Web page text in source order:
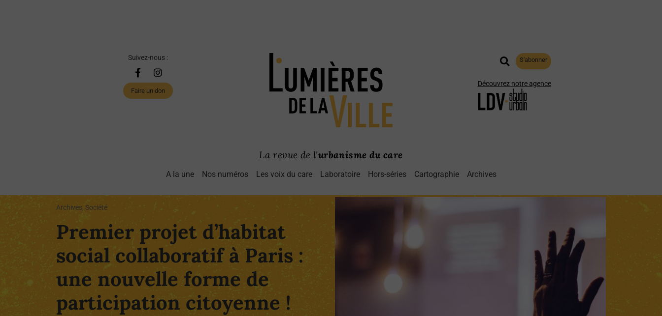
Suivez-nous :
Faire un don
S'abonner
Découvrez notre agence
La revue de l'urbanisme du care
A la une Nos numéros Les voix du care Laboratoire Hors-séries Cartographie Archives
Archives, Société
Premier projet d’habitat
social collaboratif à Paris :
une nouvelle forme de
participation citoyenne !